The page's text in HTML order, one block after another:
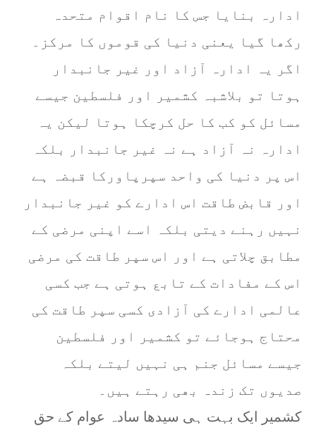
ادارہ بنایا جس کا نام اقوام متحدہ
رکھا گیا یعنی دنیا کی قوموں کا مرکز۔
اگر یہ ادارہ آزاد اور غیر جانبدار
ہوتا تو بلاشبہ کشمیر اور فلسطین جیسے
مسائل کو کب کا حل کرچکا ہوتا لیکن یہ
ادارہ نہ آزاد ہے نہ غیر جانبدار بلکہ
اس پر دنیا کی واحد سپرپاورکا قبضہ ہے
اور قابض طاقت اس ادارے کو غیر جانبدار
نہیں رہنے دیتی بلکہ اسے اپنی مرضی کے
مطابق چلاتی ہے اور اس سپر طاقت کی مرضی
اس کے مفادات کے تابع ہوتی ہے جب کسی
عالمی ادارے کی آزادی کسی سپر طاقت کی
محتاج ہوجائے تو کشمیر اور فلسطین
جیسے مسائل جنم ہی نہیں لیتے بلکہ
صدیوں تک زندہ بھی رہتے ہیں۔
کشمیر ایک بہت ہی سیدھا سادہ عوام کے حق